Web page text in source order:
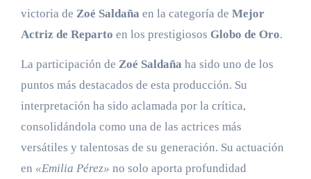
victoria de Zoé Saldaña en la categoría de Mejor
Actriz de Reparto en los prestigiosos Globo de Oro.
La participación de Zoé Saldaña ha sido uno de los
puntos más destacados de esta producción. Su
interpretación ha sido aclamada por la crítica,
consolidándola como una de las actrices más
versátiles y talentosas de su generación. Su actuación
en «Emilia Pérez» no solo aporta profundidad